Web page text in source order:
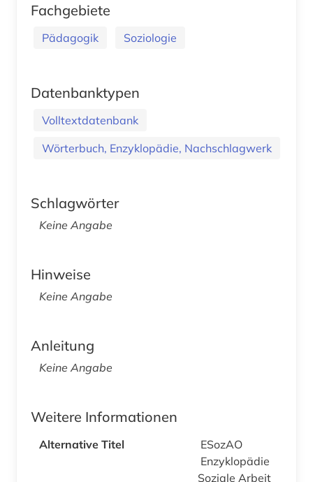
Fachgebiete
Pädagogik Soziologie
Datenbanktypen
Volltextdatenbank
Wörterbuch, Enzyklopädie, Nachschlagwerk
Schlagwörter
Keine Angabe
Hinweise
Keine Angabe
Anleitung
Keine Angabe
Weitere Informationen
Alternative Titel
ESozAO
Enzyklopädie
Soziale Arbeit